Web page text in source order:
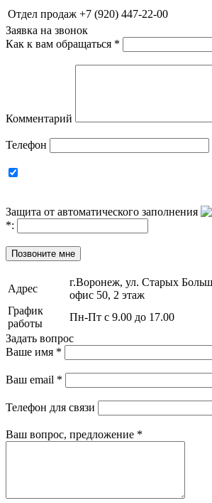
Отдел продаж +7 (920) 447-22-00
Заявка на звонок
Как к вам обращаться *
Комментарий
Телефон
Защита от автоматического заполнения
*:
Позвоните мне
Адрес
г.Воронеж, ул. Старых
офис 50, 2 этаж
График
работы
Пн-Пт с 9.00 до 17.00
Задать вопрос
Ваше имя *
Ваш email *
Телефон для связи
Ваш вопрос, предложение *